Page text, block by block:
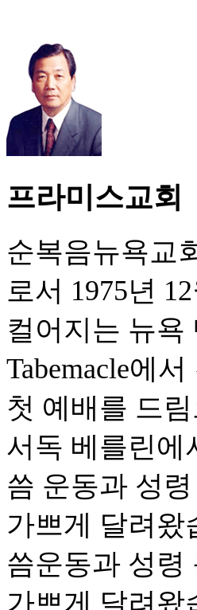
프라미스교회
순복음뉴욕교
로서 1975년
컬어지는 뉴욕
Tabemacle에
첫 예배를 드
서독 베를린에
씀 운동과 성
가쁘게 달려왔
씀운동과 성령
가쁘게 달려왔